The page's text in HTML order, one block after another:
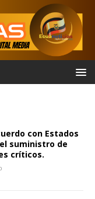
con Estados
suministro de
críticos.